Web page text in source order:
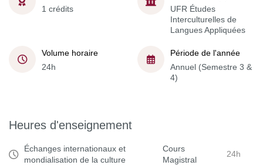
1 crédits
UFR Études
Interculturelles de
Langues Appliquées
Volume horaire
24h
Période de l'année
Annuel (Semestre 3 &
4)
Heures d'enseignement
Échanges internationaux et
mondialisation de la culture
Cours
Magistral
24h